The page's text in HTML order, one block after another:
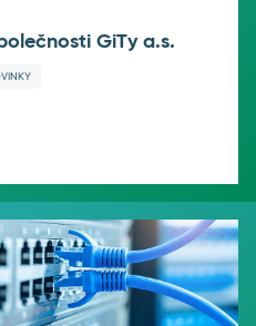
GiTy a.s.